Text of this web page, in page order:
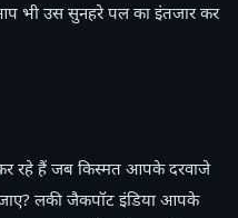
भी उस सुनहरे पल का इंतजार कर
रहे हैं जब किस्मत आपके दरवाजे
लकी जैकपॉट इंडिया आपके